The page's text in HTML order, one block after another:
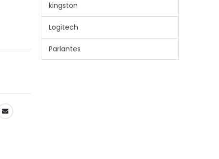
kingston
Logitech
Parlantes